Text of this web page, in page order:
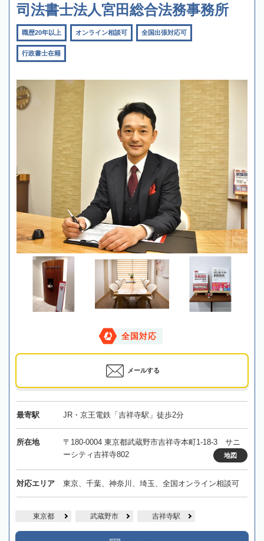
司法書士法人宮田総合法務事務所
職歴20年以上 オンライン相談可 全国出張対応可
行政書士在籍
全国対応
メールする
最寄駅 JR・京王電鉄「吉祥寺駅」徒歩2分
所在地
〒180-0004 東京都武蔵野市吉祥寺本町1-18-3 サニ
ーシティ吉祥寺802
地図
対応エリア 東京、千葉、神奈川、埼玉、全国オンライン相談可
東京都 武蔵野市 吉祥寺駅